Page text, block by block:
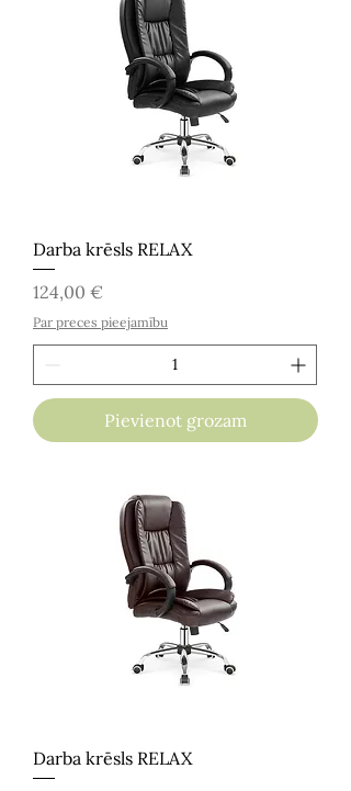
Darba krēsls RELAX
Cena
124,00 €
Par preces pieejamību
Pievienot grozam
Darba krēsls RELAX